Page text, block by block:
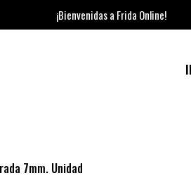
¡Bienvenidas a Frida Online!
7mm. Unidad